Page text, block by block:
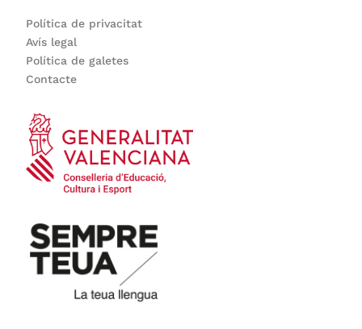
Política de privacitat
Avís legal
Política de galetes
Contacte